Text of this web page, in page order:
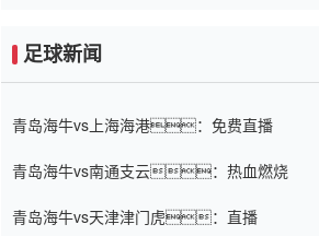
足球新闻
青岛海牛vs上海海港：免费直播
青岛海牛vs南通支云：热血燃烧
青岛海牛vs天津津门虎：直播